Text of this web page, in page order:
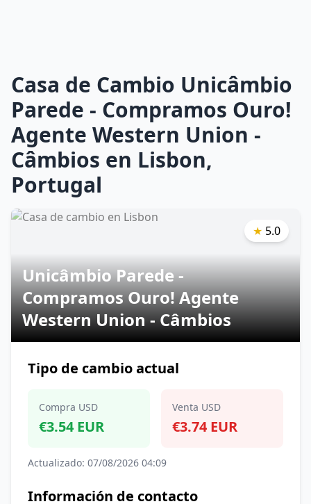
Casa de Cambio Unicâmbio
Parede - Compramos Ouro!
Agente Western Union -
Câmbios en Lisbon,
Portugal
Unicâmbio Parede -
Compramos Ouro! Agente
Western Union - Câmbios
★ 5.0
Tipo de cambio actual
Compra USD
€3.54 EUR
Venta USD
€3.74 EUR
Actualizado: 07/08/2026 04:09
Información de contacto